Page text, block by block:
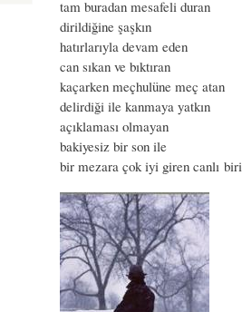
tam buradan mesafeli duran
dirildiğine şaşkın
hatırlarıyla devam eden
can sıkan ve bıktıran
kaçarken meçhulüne meç atan
delirdiği ile kanmaya yatkın
açıklaması olmayan
bakiyesiz bir son ile
bir mezara çok iyi giren canlı biri